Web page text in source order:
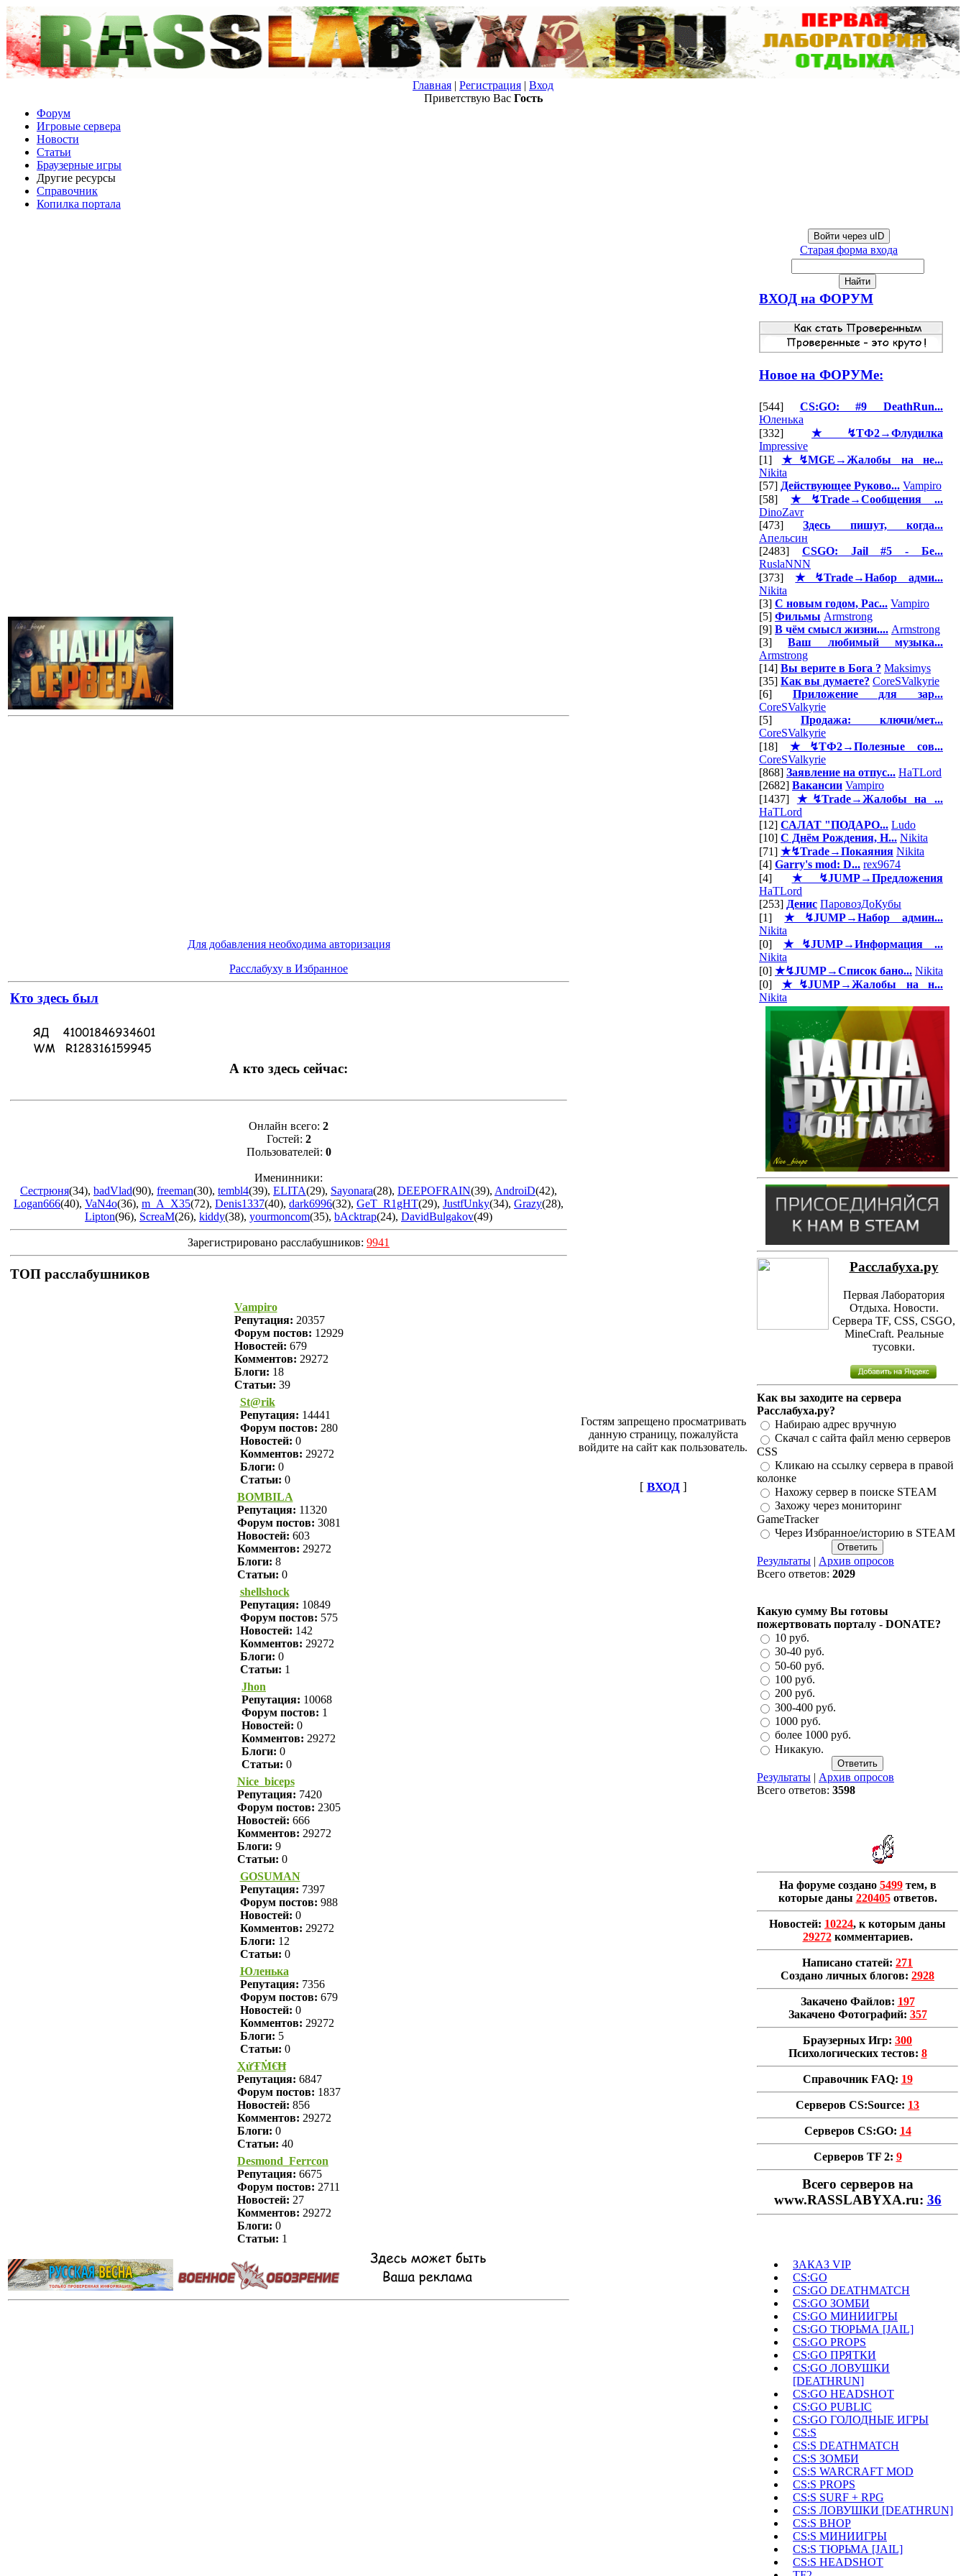
Главная | Регистрация | Вход
Приветствую Вас Гость
Форум
Игровые сервера
Новости
Статьи
Браузерные игры
Другие ресурсы
Справочник
Копилка портала
Для добавления необходима авторизация
Расслабуху в Избранное
Кто здесь был
А кто здесь сейчас:
Онлайн всего: 2
Гостей: 2
Пользователей: 0
Именинники:
Сестрюня(34), badVlad(90), freeman(30), tembl4(39), ELITA(29), Sayonara(28), DEEPOFRAIN(39), AndroiD(42),
Logan666(40), VaN4o(36), m_A_X35(72), Denis1337(40), dark6996(32), GeT_R1gHT(29), JustfUnky(34), Grazy(28),
Lipton(96), ScreaM(26), kiddy(38), yourmoncom(35), bAcktrap(24), DavidBulgakov(49)
Зарегистрировано расслабушников: 9941
ТОП расслабушников
Vampiro
Репутация: 20357
Форум постов: 12929
Новостей: 679
Комментов: 29272
Блоги: 18
Статьи: 39
St@rik
Репутация: 14441
Форум постов: 280
Новостей: 0
Комментов: 29272
Блоги: 0
Статьи: 0
BOMBILA
Репутация: 11320
Форум постов: 3081
Новостей: 603
Комментов: 29272
Блоги: 8
Статьи: 0
shellshock
Репутация: 10849
Форум постов: 575
Новостей: 142
Комментов: 29272
Блоги: 0
Статьи: 1
Jhon
Репутация: 10068
Форум постов: 1
Новостей: 0
Комментов: 29272
Блоги: 0
Статьи: 0
Nice_biceps
Репутация: 7420
Форум постов: 2305
Новостей: 666
Комментов: 29272
Блоги: 9
Статьи: 0
GOSUMAN
Репутация: 7397
Форум постов: 988
Новостей: 0
Комментов: 29272
Блоги: 12
Статьи: 0
Юленька
Репутация: 7356
Форум постов: 679
Новостей: 0
Комментов: 29272
Блоги: 5
Статьи: 0
ҲửŦṀ€Ħ
Репутация: 6847
Форум постов: 1837
Новостей: 856
Комментов: 29272
Блоги: 0
Статьи: 40
Desmond_Ferrcon
Репутация: 6675
Форум постов: 2711
Новостей: 27
Комментов: 29272
Блоги: 0
Статьи: 1
Гостям запрещено просматривать
данную страницу, пожалуйста
войдите на сайт как пользователь.
[ ВХОД]
Войти через uID
Старая форма входа
ВХОД на ФОРУМ
Новое на ФОРУМе:
[544] CS:GO: #9 DeathRun...
Юленька
[332] ★↯ТФ2→Флудилка
Impressive
[1] ★↯MGE→Жалобы на не...
Nikita
[57] Действующее Руково... Vampiro
[58] ★↯Trade→Сообщения ...
DinoZavr
[473]Здесь пишут, когда...
Апельсин
[2483] CSGO: Jail #5 - Бе...
RuslaNNN
[373]★↯Trade→Набор адми...
Nikita
[3] С новым годом, Рас... Vampiro
[5] Фильмы Armstrong
[9] В чём смысл жизни.... Armstrong
[3]Ваш любимый музыка...
Armstrong
[14] Вы верите в Бога ? Maksimys
[35] Как вы думаете? CoreSValkyrie
[6] Приложение для зар...
CoreSValkyrie
[5] Продажа: ключи/мет...
CoreSValkyrie
[18] ★↯ТФ2→Полезные сов...
CoreSValkyrie
[868] Заявление на отпус... HaTLord
[2682] Вакансии Vampiro
[1437] ★↯Trade→Жалобы на ...
HaTLord
[12] САЛАТ "ПОДАРО... Ludo
[10] С Днём Рождения, Н... Nikita
[71] ★↯Trade→Покаяния Nikita
[4] Garry's mod: D... rex9674
[4] ★↯JUMP→Предложения
HaTLord
[253] Денис ПаровозДоКубы
[1]★↯JUMP→Набор админ...
Nikita
[0] ★↯JUMP→Информация ...
Nikita
[0] ★↯JUMP→Список бано... Nikita
[0] ★↯JUMP→Жалобы на н...
Nikita
Расслабуха.ру
Первая Лаборатория
Отдыха. Новости.
Сервера TF, CSS, CSGO,
MineCraft. Реальные
тусовки.
Как вы заходите на сервера
Расслабуха.ру?
Набираю адрес вручную
Скачал с сайта файл меню серверов
CSS
Кликаю на ссылку сервера в правой
колонке
Нахожу сервер в поиске STEAM
Захожу через мониторинг
GameTracker
Через Избранное/историю в STEAM
Результаты | Архив опросов
Всего ответов: 2029
Какую сумму Вы готовы
пожертвовать порталу - DONATE?
10 руб.
30-40 руб.
50-60 руб.
100 руб.
200 руб.
300-400 руб.
1000 руб.
более 1000 руб.
Никакую.
Результаты | Архив опросов
Всего ответов: 3598
На форуме создано 5499тем, в
которые даны 220405ответов.
Новостей: 10224, к которым даны
29272комментариев.
Написано статей: 271
Создано личных блогов: 2928
Закачено Файлов: 197
Закачено Фотографий: 357
Браузерных Игр: 300
Психологических тестов: 8
Справочник FAQ: 19
Серверов CS:Source: 13
Серверов CS:GO: 14
Серверов TF 2: 9
Всего cерверов на
www.RASSLABYXA.ru: 36
ЗАКАЗ VIP
CS:GO
CS:GO DEATHMATCH
CS:GO ЗОМБИ
CS:GO МИНИИГРЫ
CS:GO ТЮРЬМА [JAIL]
CS:GO PROPS
CS:GO ПРЯТКИ
CS:GO ЛОВУШКИ
[DEATHRUN]
CS:GO HEADSHOT
CS:GO PUBLIC
CS:GO ГОЛОДНЫЕ ИГРЫ
CS:S
CS:S DEATHMATCH
CS:S ЗОМБИ
CS:S WARCRAFT MOD
CS:S PROPS
CS:S SURF + RPG
CS:S ЛОВУШКИ [DEATHRUN]
CS:S BHOP
CS:S МИНИИГРЫ
CS:S ТЮРЬМА [JAIL]
CS:S HEADSHOT